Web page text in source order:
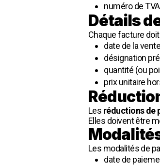
numéro de
Détails
Chaque facture
date de la
désignation
quantité (ou
prix unitaire
Les réductions de
Elles doivent être
Les modalités de
date de